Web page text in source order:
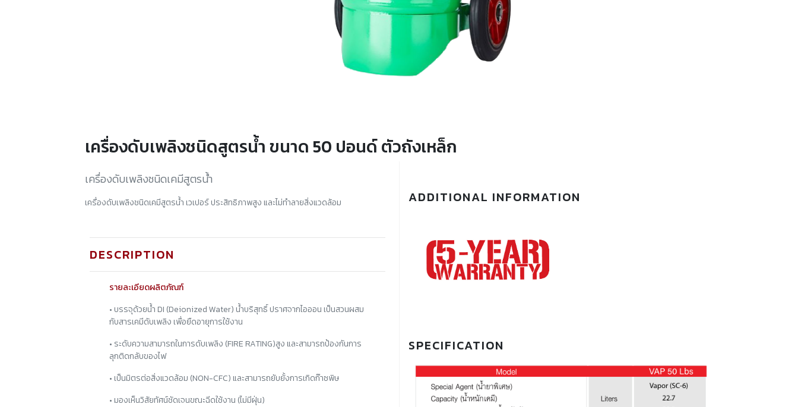
เครื่องดับเพลิงชนิดสูตรน้ำ ขนาด 50 ปอนด์ ตัวถังเหล็ก
เครื่องดับเพลิงชนิดเคมีสูตรน้ำ
เครื่องดับเพลิงชนิดเคมีสูตรน้ำ เวเปอร์ ประสิทธิภาพสูง และไม่ทำลายสิ่งแวดล้อม
DESCRIPTION
รายละเอียดผลิตภัณฑ์
• บรรจุด้วยน้ํา DI (Deionized Water) น้ําบริสุทธิ์ ปราศจากไอออน เป็นสวนผสม
กับสารเคมีดับเพลิง เพื่อยืดอายุการใช้งาน
• ระดับความสามารถในการดับเพลิง (FIRE RATING)สูง และสามารถป้องกันการ
ลุกติดกลับของไฟ
• เป็นมิตรต่อสิ่งแวดล้อม (NON-CFC) และสามารถยับยั้งการเกิดก๊าซพิษ
• มองเห็นวิสัยทัศน์ชัดเจนขณะฉีดใช้งาน (ไม่มีฝุ่น)
ADDITIONAL INFORMATION
SPECIFICATION